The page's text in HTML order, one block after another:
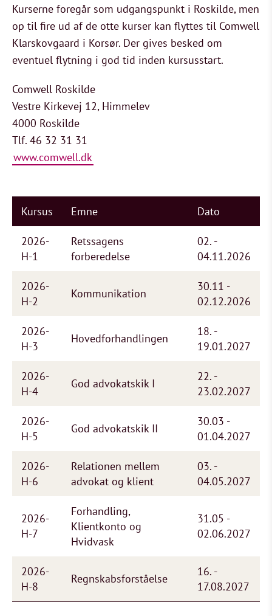
Kurserne foregår som udgangspunkt i Roskilde, men
op til fire ud af de otte kurser kan flyttes til Comwell
Klarskovgaard i Korsør. Der gives besked om
eventuel flytning i god tid inden kursusstart.
Comwell Roskilde
Vestre Kirkevej 12, Himmelev
4000 Roskilde
Tlf. 46 32 31 31
www.comwell.dk
Kursus Emne Dato
2026-
H-1
Retssagens
forberedelse
02. -
04.11.2026
2026-
H-2
Kommunikation
30.11 -
02.12.2026
2026-
H-3
Hovedforhandlingen
18. -
19.01.2027
2026-
H-4
God advokatskik I
22. -
23.02.2027
2026-
H-5
God advokatskik II
30.03 -
01.04.2027
2026-
H-6
Relationen mellem
advokat og klient
03. -
04.05.2027
2026-
H-7
Forhandling,
Klientkonto og
Hvidvask
31.05 -
02.06.2027
2026-
H-8
Regnskabsforståelse
16. -
17.08.2027